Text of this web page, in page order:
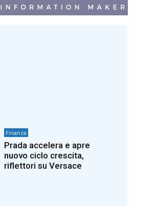
Finanza
Prada accelera e apre
nuovo ciclo crescita,
riflettori su Versace